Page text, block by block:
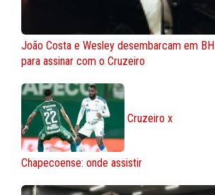
João Costa e Wesley desembarcam em BH
para assinar com o Cruzeiro
Cruzeiro x
Chapecoense: onde assistir